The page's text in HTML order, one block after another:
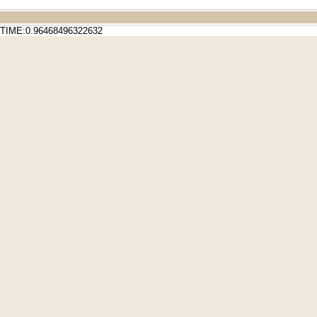
TIME:0.96468496322632